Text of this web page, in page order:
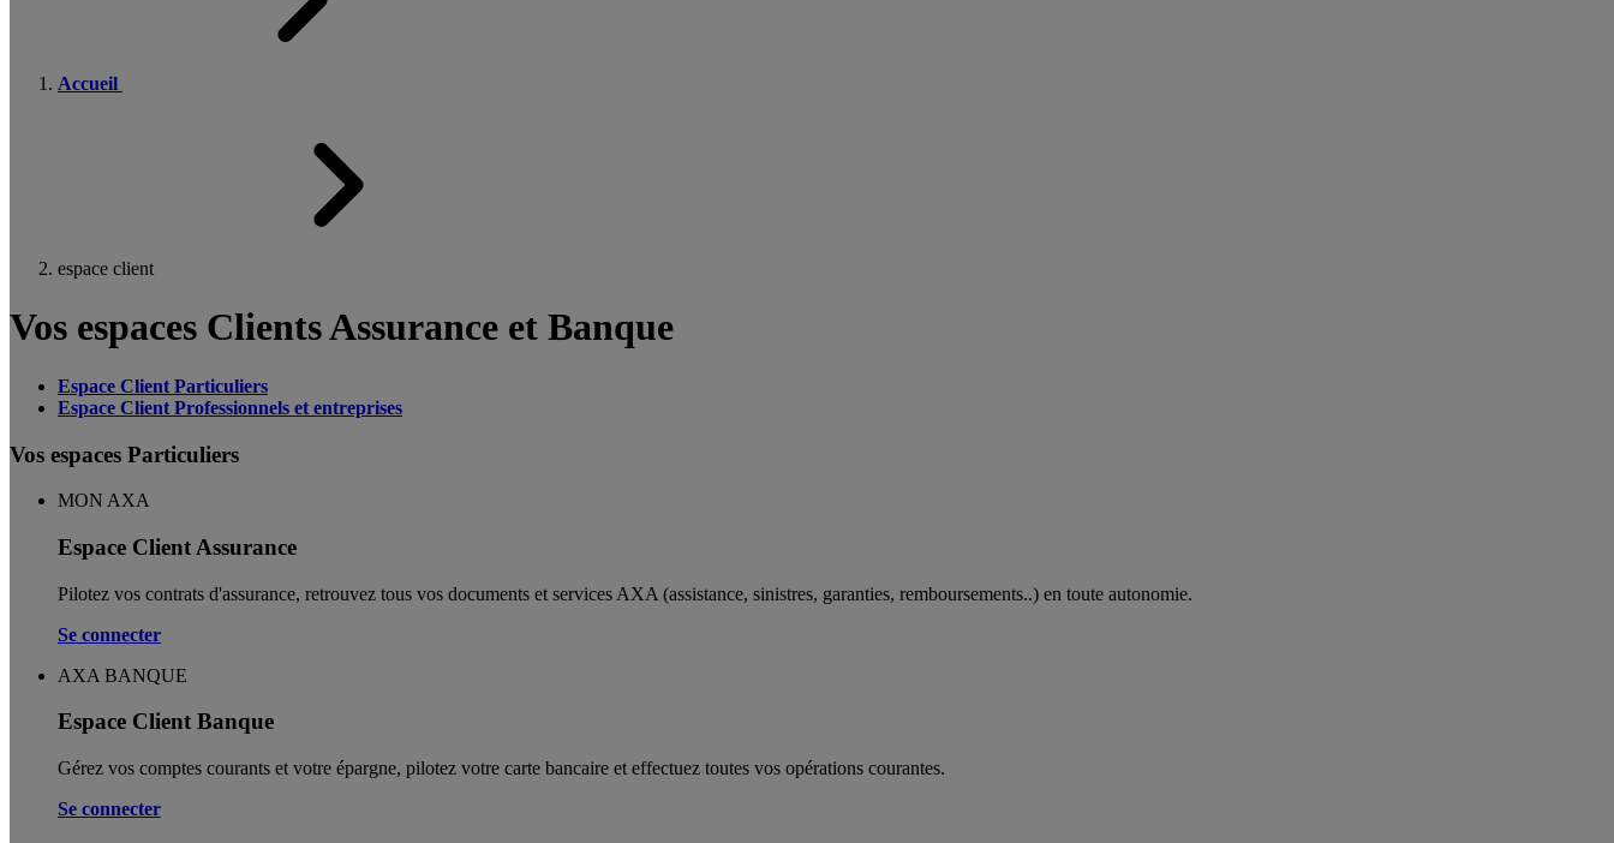
Accueil
espace client
Vos espaces Clients Assurance et Banque
Espace Client Particuliers
Espace Client Professionnels et entreprises
Vos espaces Particuliers
MON AXA
Espace Client Assurance
Pilotez vos contrats d'assurance, retrouvez tous vos documents et services AXA (assistance, sinistres, garanties, remboursements..) en toute autonomie. ​
Se connecter
AXA BANQUE
Espace Client Banque
Gérez vos comptes courants et votre épargne, pilotez votre carte bancaire et effectuez toutes vos opérations courantes.
Se connecter